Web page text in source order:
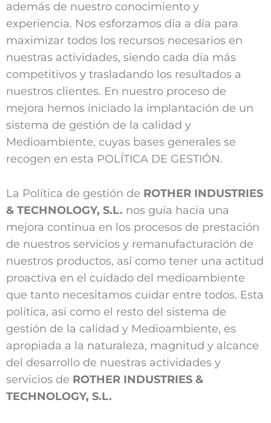
además de nuestro conocimiento y
experiencia. Nos esforzamos día a día para
maximizar todos los recursos necesarios en
nuestras actividades, siendo cada día más
competitivos y trasladando los resultados a
nuestros clientes. En nuestro proceso de
mejora hemos iniciado la implantación de un
sistema de gestión de la calidad y
Medioambiente, cuyas bases generales se
recogen en esta POLÍTICA DE GESTIÓN.
La Política de gestión de ROTHER INDUSTRIES
& TECHNOLOGY, S.L. nos guía hacia una
mejora continua en los procesos de prestación
de nuestros servicios y remanufacturación de
nuestros productos, así como tener una actitud
proactiva en el cuidado del medioambiente
que tanto necesitamos cuidar entre todos. Esta
política, así como el resto del sistema de
gestión de la calidad y Medioambiente, es
apropiada a la naturaleza, magnitud y alcance
del desarrollo de nuestras actividades y
servicios de ROTHER INDUSTRIES &
TECHNOLOGY, S.L.